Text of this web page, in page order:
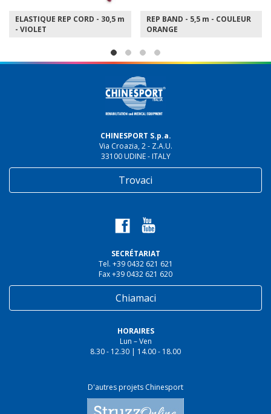
CORD - 30,5 m
REP BAND - 5,5 m - COULEUR
REP BAND -
CHINESPORT S.p.a.
Via Croazia, 2 - Z.A.U.
33100 UDINE - ITALY
Trovaci
SECRÉTARIAT
Tel. +39 0432 621 621
Fax +39 0432 621 620
Chiamaci
HORAIRES
Lun – Ven
8.30 - 12.30 | 14.00 - 18.00
D'autres projets Chinesport